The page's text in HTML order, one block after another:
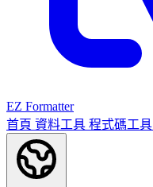
EZ Formatter
首頁 資料工具 程式碼工具